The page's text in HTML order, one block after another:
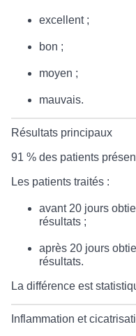
excellent ;
bon ;
moyen ;
mauvais.
Résultats principaux
91 % des patients
Les patients traités :
avant 20 jours
résultats ;
après 20 jours
résultats.
La différence est
Inflammation et